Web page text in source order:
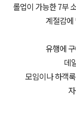
롤업이 가능한 7부
계절감에
유행에
데
모임이나 하객